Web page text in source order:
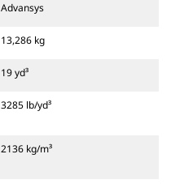
Advansys
13,286 kg
19 yd³
3285 lb/yd³
2136 kg/m³